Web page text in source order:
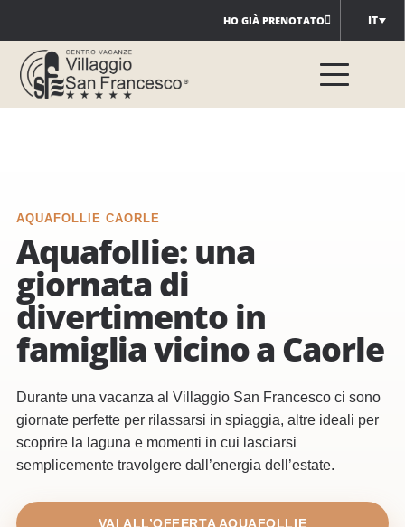
al
contenuto
HO GIÀ PRENOTATO IT
AQUAFOLLIE CAORLE
Aquafollie: una
giornata di
divertimento in
famiglia vicino a Caorle
Durante una vacanza al Villaggio San Francesco ci sono
giornate perfette per rilassarsi in spiaggia, altre ideali per
scoprire la laguna e momenti in cui lasciarsi
semplicemente travolgere dall’energia dell’estate.
VAI ALL’OFFERTA AQUAFOLLIE